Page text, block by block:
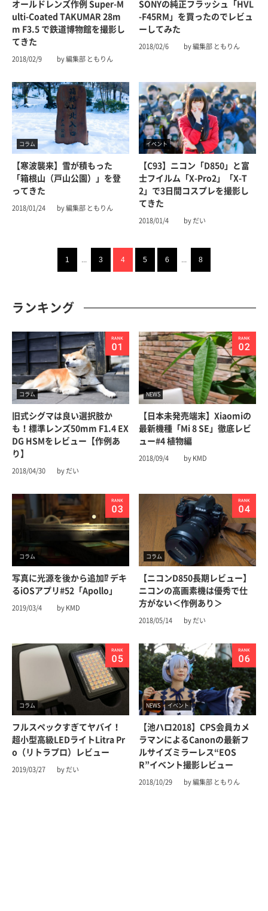
オールドレンズ作例 Super-M
ulti-Coated TAKUMAR 28m
m F3.5 で鉄道博物館を撮影し
てきた
2018/02/9 by 編集部 ともりん
SONYの純正フラッシュ「HVL
-F45RM」を買ったのでレビュ
ーしてみた
2018/02/6 by 編集部 ともりん
コラム
【寒波襲来】雪が積もった
「箱根山（戸山公園）」を登
ってきた
2018/01/24 by 編集部 ともりん
イベント
【C93】ニコン「D850」と富
士フイルム「X-Pro2」「X-T
2」で3日間コスプレを撮影し
てきた
2018/01/4 by だい
1 ... 3 4 5 6 ... 8
ランキング
コラム
旧式シグマは良い選択肢か
も！標準レンズ50mm F1.4 EX
DG HSMをレビュー【作例あ
り】
2018/04/30 by だい
NEWS
【日本未発売端末】Xiaomiの
最新機種「Mi 8 SE」徹底レビ
ュー#4 植物編
2018/09/4 by KMD
コラム
写真に光源を後から追加⁉︎ デキ
るiOSアプリ#52「Apollo」
2019/03/4 by KMD
コラム
【ニコンD850長期レビュー】
ニコンの高画素機は優秀で仕
方がない＜作例あり＞
2018/05/14 by だい
コラム
フルスペックすぎてヤバイ！
超小型高級LEDライトLitra Pr
o（リトラプロ）レビュー
2019/03/27 by だい
NEWS イベント
【池ハロ2018】CPS会員カメ
ラマンによるCanonの最新フ
ルサイズミラーレス“EOS
R”イベント撮影レビュー
2018/10/29 by 編集部 ともりん